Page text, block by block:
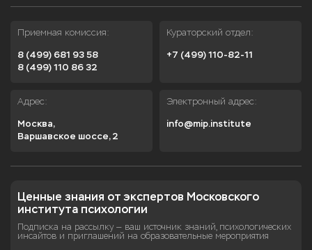
Приемная комиссия:
8 (499) 681 93 58
8 (499) 110 86 32
Кураторский отдел:
+7 (499) 110-82-11
Адрес:
Москва,
Варшавское шоссе, 2
Электронный адрес:
info@mip.institute
Ценные знания от экспертов Московского
института психологии
Подписка на рассылку — ваш источник знаний, психологических
инсайтов и приглашений на образовательные мероприятия